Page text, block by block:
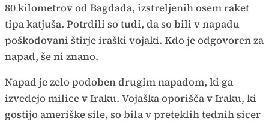
80 kilometrov od Bagdada, izstreljenih osem raket
tipa katjuša. Potrdili so tudi, da so bili v napadu
poškodovani štirje iraški vojaki. Kdo je odgovoren za
napad, še ni znano.
Napad je zelo podoben drugim napadom, ki ga
izvedejo milice v Iraku. Vojaška oporišča v Iraku, ki
gostijo ameriške sile, so bila v preteklih tednih sicer